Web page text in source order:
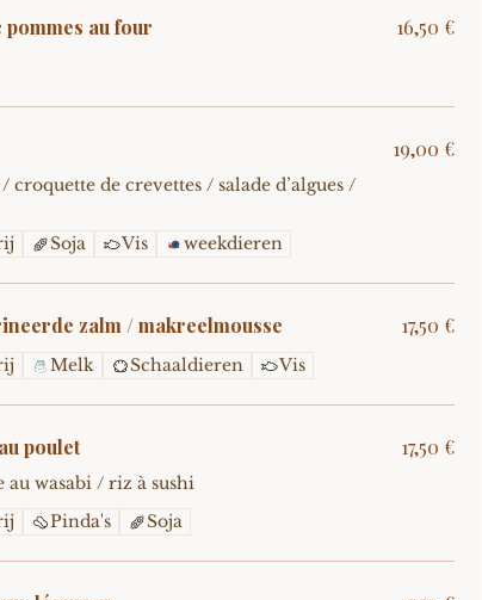
au four 16,50 €
de crevettes / salade d’algues /
19,00 €
Soja Vis weekdieren
zalm / makreelmousse 17,50 €
Melk Schaaldieren Vis
poulet
au wasabi / riz à sushi
17,50 €
Pinda's Soja